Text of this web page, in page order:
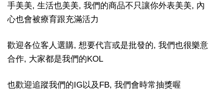
手美美, 生活也美美, 我們的商品不只讓你外表美美, 內
心也會被療育跟充滿活力
歡迎各位客人選購, 想要代言或是批發的, 我們也很樂意
合作, 大家都是我們的KOL
也歡迎追蹤我們的IG以及FB, 我們會時常抽獎喔